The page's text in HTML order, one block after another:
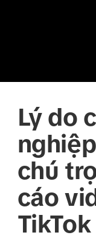
Lý do
chú
cáo
TikTok